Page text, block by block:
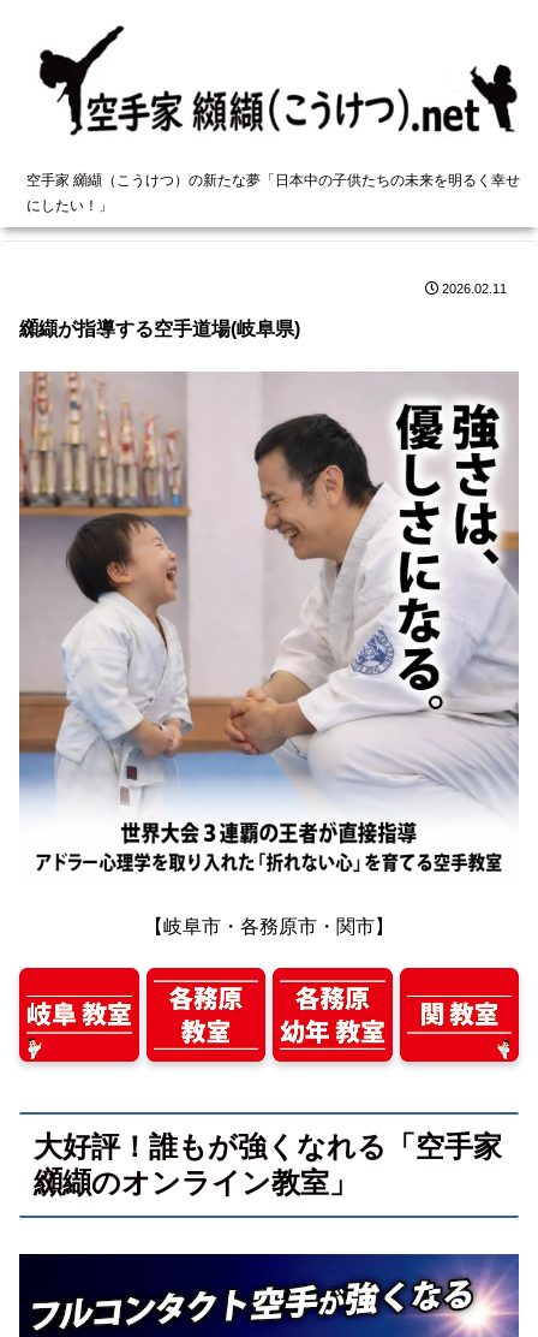
空手家 纐纈（こうけつ）の新たな夢「日本中の子供たちの未来を明るく幸せ
にしたい！」
2026.02.11
纐纈が指導する空手道場(岐阜県)
【岐阜市・各務原市・関市】
大好評！誰もが強くなれる「空手家
纐纈のオンライン教室」